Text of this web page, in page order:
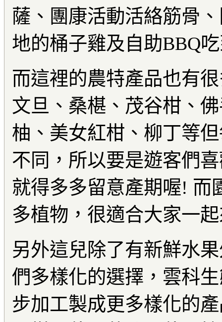
薩、團康活動活絡筋骨
地的桶子雞及自助BBQ
而這裡的農特產品也有
文旦、桑椹、茂谷柑、
柚、美女紅柑、柳丁等
不同，所以要是遊客們
就得多多留意產期喔! 而
多植物，很適合大家一
另外這兒除了有新鮮水
們多樣化的選擇，雲科
步加工製成更多樣化的